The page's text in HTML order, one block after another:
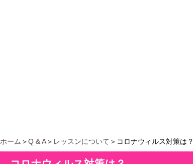
ホーム ＞Q & A＞ レッスンについて ＞コロナウィルス対策は？